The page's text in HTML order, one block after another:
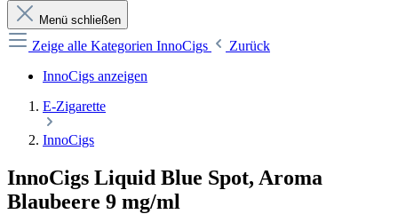
Menü schließen
Zeige alle Kategorien InnoCigs
Zurück
InnoCigs anzeigen
E-Zigarette
InnoCigs
InnoCigs Liquid Blue Spot, Aroma
Blaubeere 9 mg/ml